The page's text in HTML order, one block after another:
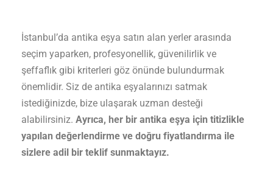
İstanbul’da antika eşya satın alan yerler arasında
seçim yaparken, profesyonellik, güvenilirlik ve
şeffaflık gibi kriterleri göz önünde bulundurmak
önemlidir. Siz de antika eşyalarınızı satmak
istediğinizde, bize ulaşarak uzman desteği
alabilirsiniz. Ayrıca, her bir antika eşya için titizlikle
yapılan değerlendirme ve doğru fiyatlandırma ile
sizlere adil bir teklif sunmaktayız.